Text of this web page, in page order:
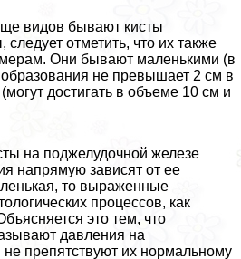
видов бывают кисты
отметить, что их также
Они бывают маленькими (в
не превышает 2 см в
достигать в объеме 10 см и
на поджелудочной железе
напрямую зависят от ее
то выраженные
процессов, как
это тем, что
давления на
препятствуют их нормальному